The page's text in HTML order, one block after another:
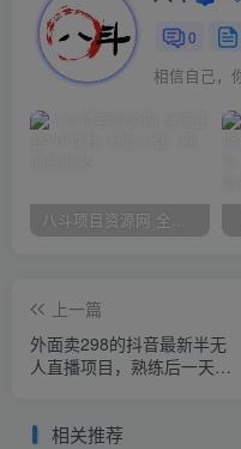
0
相信自己，
八斗项目资源网 全网正品VIP课程 无损下载~
上一篇
外面卖298的抖音最新半无
人直播项目，熟练后一天
相关推荐